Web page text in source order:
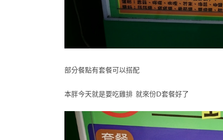
部分餐點有套餐可以搭配
本胖今天就是要吃雞排 就來份D套餐好了